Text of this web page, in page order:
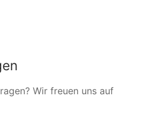
Wir freuen uns auf